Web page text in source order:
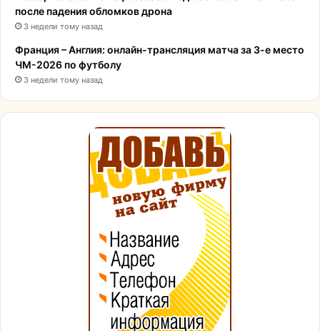
после падения обломков дрона
3 недели тому назад
Франция – Англия: онлайн-трансляция матча за 3-е место
ЧМ-2026 по футболу
3 недели тому назад